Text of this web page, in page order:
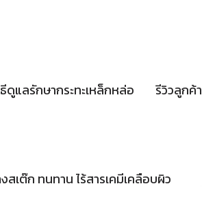
ดูแลรักษากระทะเหล็กหล่อ รีวิวลูกค้า
เต๊ก ทนทาน ไร้สารเคมีเคลือบผิว